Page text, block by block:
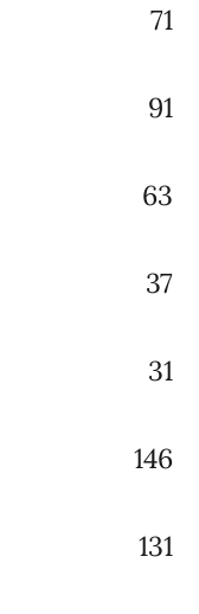
71
91
63
37
31
146
131